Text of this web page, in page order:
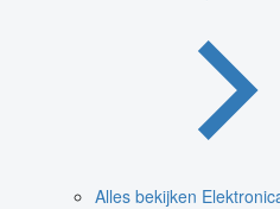
Alles bekijken